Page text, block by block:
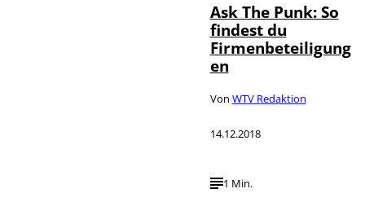
Ask The Punk: So
findest du
Firmenbeteiligung
en
Von WTV Redaktion
14.12.2018
1 Min.